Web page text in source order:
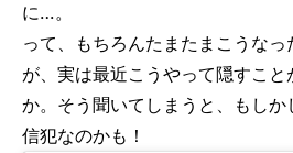
に…。
って、もちろんたまたまこうな
が、実は最近こうやって隠すこと
か。そう聞いてしまうと、もし
信犯なのかも！